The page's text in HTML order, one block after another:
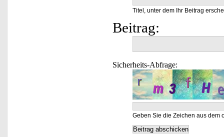
Titel, unter dem Ihr Beitrag
Beitrag:
Sicherheits-Abfrage:
Geben Sie die Zeichen aus dem